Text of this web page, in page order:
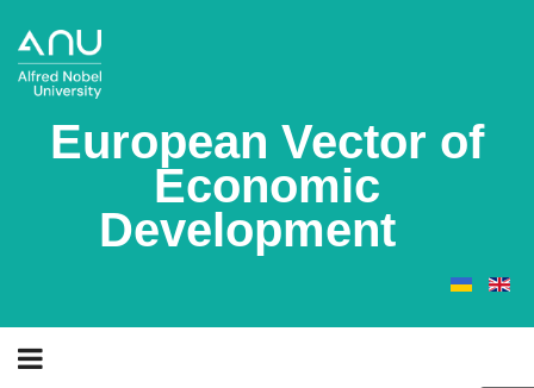
European Vector of
Economic
Development